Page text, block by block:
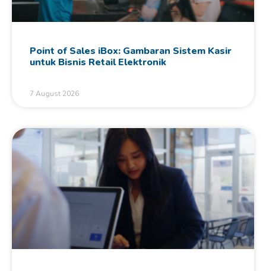
Point of Sales iBox: Gambaran Sistem Kasir
untuk Bisnis Retail Elektronik
7 August 2026